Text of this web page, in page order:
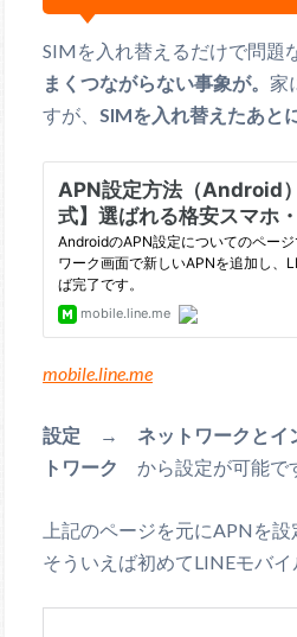
SIMを入れ替えるだけで問題
まくつながらない事象が。 家
すが、 SIMを入れ替えたあと
mobile.line.me
設定 → ネットワークとイ
トワーク
から設定が可能で
上記のページを元にAPNを
そういえば初めてLINEモバ